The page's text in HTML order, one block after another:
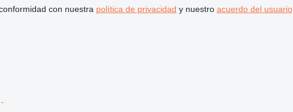
con nuestra política de privacidad y nuestro acuerdo del usuario.